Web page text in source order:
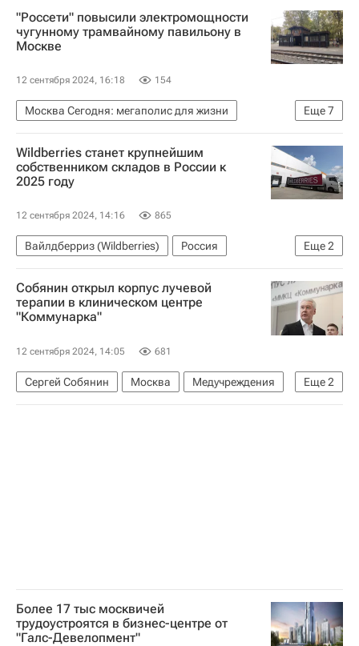
"Россети" повысили электромощности
чугунному трамвайному павильону в
Москве
12 сентября 2024, 16:18 154
Еще7
Москва Сегодня: мегаполис для жизни
Россети
Россети Московский регион
Москва
Россия
Городское хозяйство Москвы
Комплекс городского хозяйства Москвы
Wildberries станет крупнейшим
собственником складов в России к
2025 году
12 сентября 2024, 14:16 865
Еще2
Вайлдберриз (Wildberries)
Россия
Коммерческая недвижимость
Склады
Собянин открыл корпус лучевой
терапии в клиническом центре
"Коммунарка"
12 сентября 2024, 14:05 681
Еще2
Сергей Собянин Москва
Медучреждения
Инфраструктура
Социальная инфраструктура
Более 17 тыс москвичей
трудоустроятся в бизнес-центре от
"Галс-Девелопмент"